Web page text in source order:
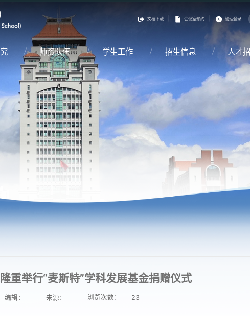
文档下载 会议室预约 管理登录
师资队伍 学生工作 招生信息 人才
重举行“麦斯特”学科发展基金捐赠仪式
编辑： 来源： 浏览次数： 23